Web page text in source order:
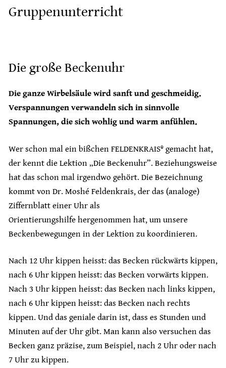
Gruppenunterricht
Die große Beckenuhr
Die ganze Wirbelsäule wird sanft und geschmeidig.
Verspannungen verwandeln sich in sinnvolle
Spannungen, die sich wohlig und warm anfühlen.
Wer schon mal ein bißchen FELDENKRAIS® gemacht hat,
der kennt die Lektion „Die Beckenuhr”. Beziehungsweise
hat das schon mal irgendwo gehört. Die Bezeichnung
kommt von Dr. Moshé Feldenkrais, der das (analoge)
Ziffernblatt einer Uhr als
Orientierungshilfe hergenommen hat, um unsere
Beckenbewegungen in der Lektion zu koordinieren.
Nach 12 Uhr kippen heisst: das Becken rückwärts kippen,
nach 6 Uhr kippen heisst: das Becken vorwärts kippen.
Nach 3 Uhr kippen heisst: das Becken nach links kippen,
nach 6 Uhr kippen heisst: das Becken nach rechts
kippen. Und das geniale darin ist, dass es Stunden und
Minuten auf der Uhr gibt. Man kann also versuchen das
Becken ganz präzise, zum Beispiel, nach 2 Uhr oder nach
7 Uhr zu kippen.